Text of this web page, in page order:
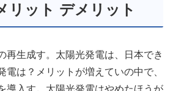
リット デメリット
再生成す。太陽光発電は、日本でき
電は？メリットが増えていの中で、
導入す。太陽光発電はやめたほうが